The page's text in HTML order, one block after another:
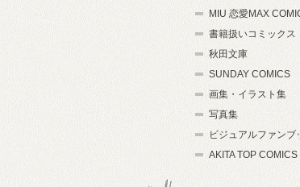
MIU 恋愛MAX
書籍扱いコミックス
秋田文庫
SUNDAY COMICS
画集・イラスト集
写真集
ビジュアルファンブ
AKITA TOP COMICS